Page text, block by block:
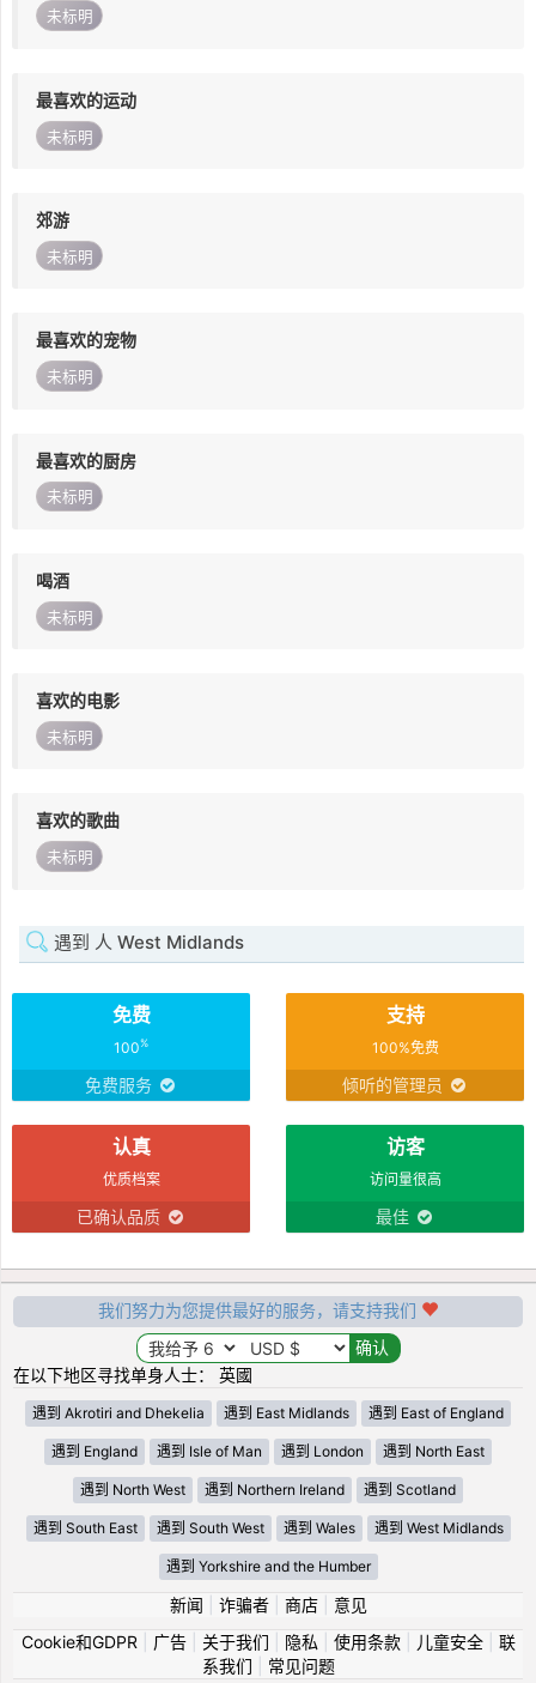
未标明
最喜欢的运动
未标明
郊游
未标明
最喜欢的宠物
未标明
最喜欢的厨房
未标明
喝酒
未标明
喜欢的电影
未标明
喜欢的歌曲
未标明
遇到 人 West Midlands
免费
100%
免费服务
支持
100%免费
倾听的管理员
认真
优质档案
已确认品质
访客
访问量很高
最佳
我们努力为您提供最好的服务，请支持我们
在以下地区寻找单身人士： 英國
遇到 Akrotiri and Dhekelia 遇到 East Midlands 遇到 East of England
遇到 England 遇到 Isle of Man 遇到 London 遇到 North East
遇到 North West 遇到 Northern Ireland 遇到 Scotland
遇到 South East 遇到 South West 遇到 Wales 遇到 West Midlands
遇到 Yorkshire and the Humber
新闻 诈骗者| 商店| 意见
Cookie和GDPR
广告| 关于我们 隐私 使用条款| 儿童安全| 联
系我们
常见问题